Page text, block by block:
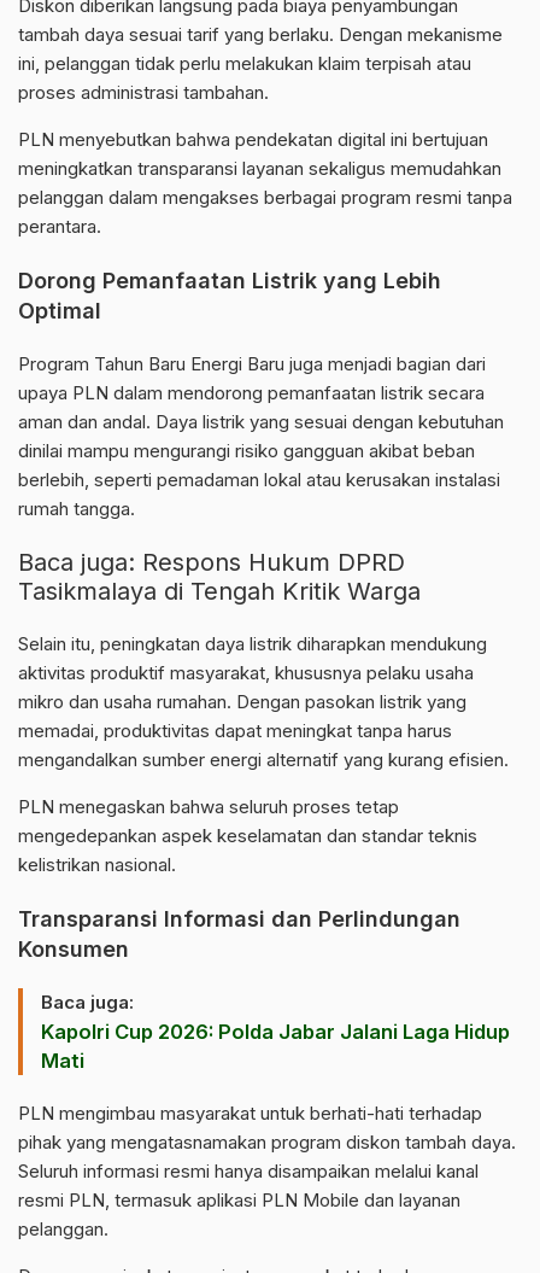
Diskon diberikan langsung pada biaya penyambungan
tambah daya sesuai tarif yang berlaku. Dengan mekanisme
ini, pelanggan tidak perlu melakukan klaim terpisah atau
proses administrasi tambahan.
PLN menyebutkan bahwa pendekatan digital ini bertujuan
meningkatkan transparansi layanan sekaligus memudahkan
pelanggan dalam mengakses berbagai program resmi tanpa
perantara.
Dorong Pemanfaatan Listrik yang Lebih
Optimal
Program Tahun Baru Energi Baru juga menjadi bagian dari
upaya PLN dalam mendorong pemanfaatan listrik secara
aman dan andal. Daya listrik yang sesuai dengan kebutuhan
dinilai mampu mengurangi risiko gangguan akibat beban
berlebih, seperti pemadaman lokal atau kerusakan instalasi
rumah tangga.
Baca juga: Respons Hukum DPRD
Tasikmalaya di Tengah Kritik Warga
Selain itu, peningkatan daya listrik diharapkan mendukung
aktivitas produktif masyarakat, khususnya pelaku usaha
mikro dan usaha rumahan. Dengan pasokan listrik yang
memadai, produktivitas dapat meningkat tanpa harus
mengandalkan sumber energi alternatif yang kurang efisien.
PLN menegaskan bahwa seluruh proses tetap
mengedepankan aspek keselamatan dan standar teknis
kelistrikan nasional.
Transparansi Informasi dan Perlindungan
Konsumen
Baca juga:
Kapolri Cup 2026: Polda Jabar Jalani Laga Hidup
Mati
PLN mengimbau masyarakat untuk berhati-hati terhadap
pihak yang mengatasnamakan program diskon tambah daya.
Seluruh informasi resmi hanya disampaikan melalui kanal
resmi PLN, termasuk aplikasi PLN Mobile dan layanan
pelanggan.